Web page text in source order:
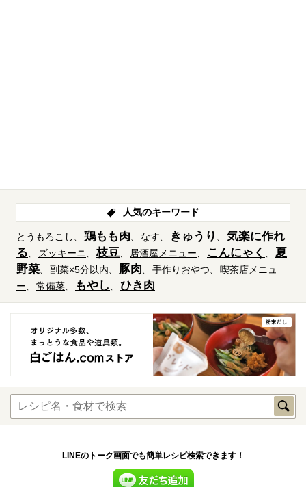
人気のキーワード
とうもろこし 鶏もも肉 なす きゅうり
気楽に作れ
る
ズッキーニ 枝豆 居酒屋メニュー こんにゃく
夏
野菜
副菜×5分以内 豚肉 手作りおやつ
喫茶店メニュ
ー
常備菜 もやし ひき肉
LINEのトーク画面でも簡単レシピ検索できます！